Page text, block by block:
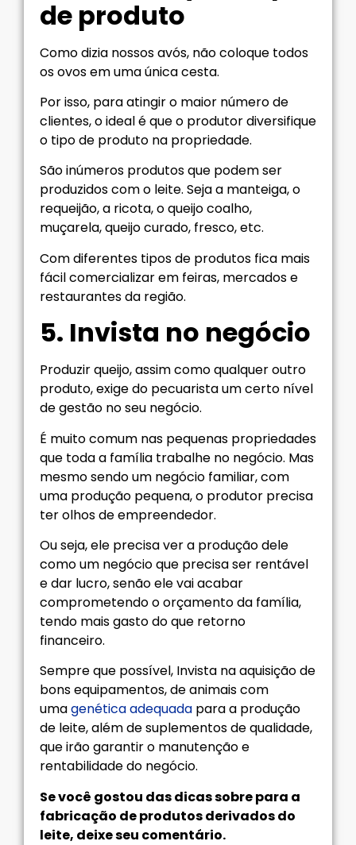
de produto
Como dizia nossos avós, não coloque todos
os ovos em uma única cesta.
Por isso, para atingir o maior número de
clientes, o ideal é que o produtor diversifique
o tipo de produto na propriedade.
São inúmeros produtos que podem ser
produzidos com o leite. Seja a manteiga, o
requeijão, a ricota, o queijo coalho,
muçarela, queijo curado, fresco, etc.
Com diferentes tipos de produtos fica mais
fácil comercializar em feiras, mercados e
restaurantes da região.
5. Invista no negócio
Produzir queijo, assim como qualquer outro
produto, exige do pecuarista um certo nível
de gestão no seu negócio.
É muito comum nas pequenas propriedades
que toda a família trabalhe no negócio. Mas
mesmo sendo um negócio familiar, com
uma produção pequena, o produtor precisa
ter olhos de empreendedor.
Ou seja, ele precisa ver a produção dele
como um negócio que precisa ser rentável
e dar lucro, senão ele vai acabar
comprometendo o orçamento da família,
tendo mais gasto do que retorno
financeiro.
Sempre que possível, Invista na aquisição de
bons equipamentos, de animais com
umagenética adequada para a produção
de leite, além de suplementos de qualidade,
que irão garantir o manutenção e
rentabilidade do negócio.
Se você gostou das dicas sobre para a
fabricação de produtos derivados do
leite, deixe seu comentário.